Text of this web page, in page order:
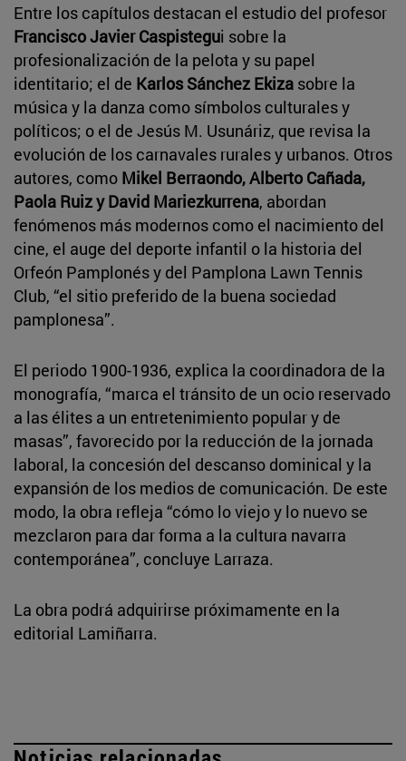
Entre los capítulos destacan el estudio del profesor
Francisco Javier Caspistegui sobre la
profesionalización de la pelota y su papel
identitario; el de Karlos Sánchez Ekiza sobre la
música y la danza como símbolos culturales y
políticos; o el de Jesús M. Usunáriz, que revisa la
evolución de los carnavales rurales y urbanos. Otros
autores, como Mikel Berraondo, Alberto Cañada,
Paola Ruiz y David Mariezkurrena, abordan
fenómenos más modernos como el nacimiento del
cine, el auge del deporte infantil o la historia del
Orfeón Pamplonés y del Pamplona Lawn Tennis
Club, “el sitio preferido de la buena sociedad
pamplonesa”.
El periodo 1900-1936, explica la coordinadora de la
monografía, “marca el tránsito de un ocio reservado
a las élites a un entretenimiento popular y de
masas”, favorecido por la reducción de la jornada
laboral, la concesión del descanso dominical y la
expansión de los medios de comunicación. De este
modo, la obra refleja “cómo lo viejo y lo nuevo se
mezclaron para dar forma a la cultura navarra
contemporánea”, concluye Larraza.
La obra podrá adquirirse próximamente en la
editorial Lamiñarra.